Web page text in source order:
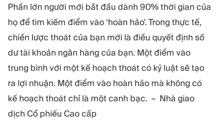
Phần lớn người mới bắt đầu dành 90% thời gian của
họ để tìm kiếm điểm vào ‘hoàn hảo’. Trong thực tế,
chiến lược thoát của bạn mới là điều quyết định số
dư tài khoản ngân hàng của bạn. Một điểm vào
trung bình với một kế hoạch thoát có kỷ luật sẽ tạo
ra lợi nhuận. Một điểm vào hoàn hảo mà không có
kế hoạch thoát chỉ là một canh bạc. – Nhà giao
dịch Cổ phiếu Cao cấp